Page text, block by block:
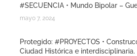
#SECUENCIA • Mundo Bipolar –
mayo 7, 2024
Protegido: #PROYECTOS •
Ciudad Histórica e interdisciplinaria.